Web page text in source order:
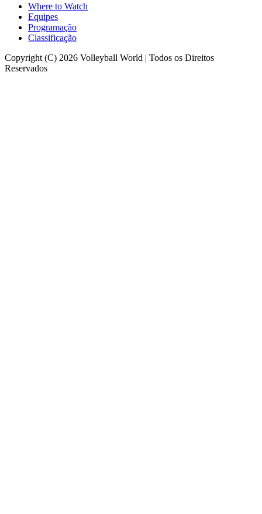
Where to Watch
Equipes
Programação
Classificação
Copyright (C) 2026 Volleyball World | Todos os Direitos
Reservados